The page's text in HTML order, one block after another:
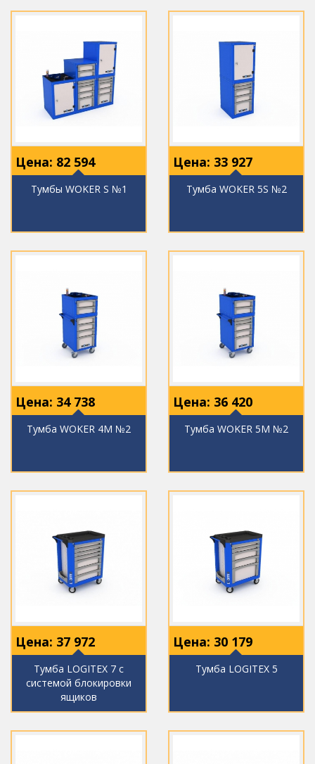
Цена: 82 594
Тумбы WOKER S №1
Цена: 33 927
Тумба WOKER 5S №2
Цена: 34 738
Тумба WOKER 4M №2
Цена: 36 420
Тумба WOKER 5M №2
Цена: 37 972
Тумба LOGITEX 7 с
системой блокировки
ящиков
Цена: 30 179
Тумба LOGITEX 5